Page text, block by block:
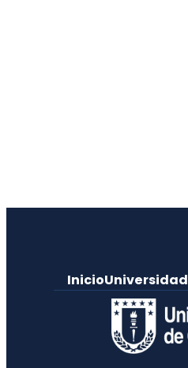
InicioUniversidad